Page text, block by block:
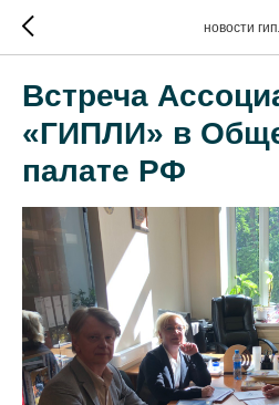
новости
Встреча
«ГИПЛИ» в
палате РФ